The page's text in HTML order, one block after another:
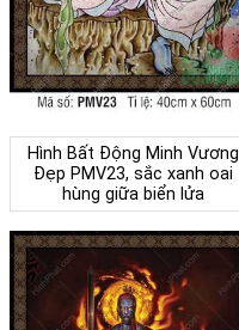
Hình Bất Động Minh Vương
Đẹp PMV23, sắc xanh oai
hùng giữa biển lửa